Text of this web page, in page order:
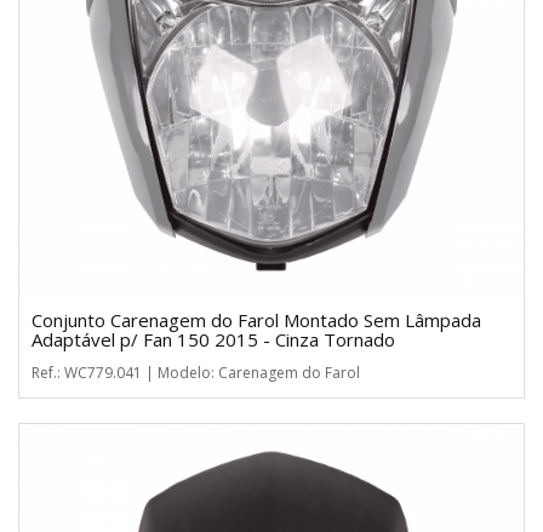
Conjunto Carenagem do Farol Montado Sem Lâmpada
Adaptável p/ Fan 150 2015 - Cinza Tornado
Ref.: WC779.041 | Modelo: Carenagem do Farol